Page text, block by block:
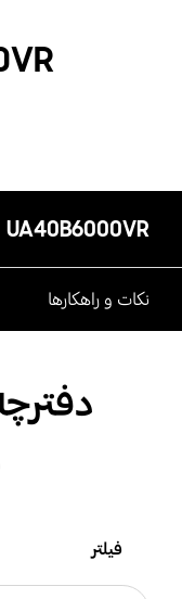
UA40B6000VR
نکات و راهکارها
فیلتر